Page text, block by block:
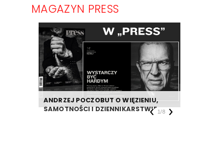
MAGAZYN PRESS
ANDRZEJ POCZOBUT O WIĘZIENIU,
SAMOTNOŚCI I DZIENNIKARSTWIE1/8